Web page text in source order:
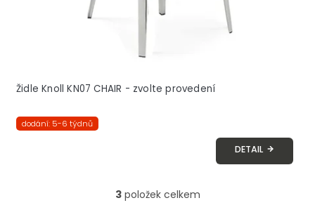
Židle Knoll KN07 CHAIR - zvolte provedení
dodání: 5-6 týdnů
DETAIL
O
3položek celkem